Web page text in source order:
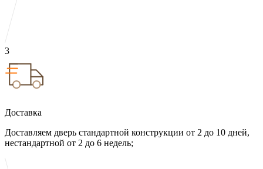
3
Доставка
Доставляем дверь стандартной конструкции от 2 до 10 дней,
нестандартной от 2 до 6 недель;